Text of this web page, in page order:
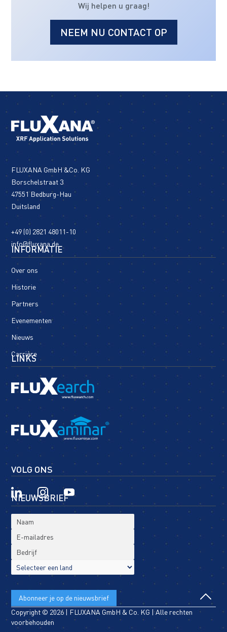
Wij helpen u graag!
NEEM NU CONTACT OP
FLUXANA GmbH &Co. KG
Borschelstraat 3
47551 Bedburg-Hau
Duitsland
+49 (0) 2821 48011-10
info@fluxana.de
INFORMATIE
Over ons
Historie
Partners
Evenementen
Nieuws
Carrière
LINKS
VOLG ONS
NIEUWSBRIEF
Copyright © 2026 | FLUXANA GmbH & Co. KG | Alle rechten
voorbehouden